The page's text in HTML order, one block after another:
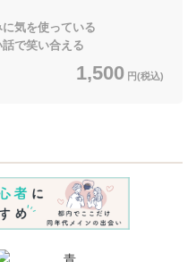
を使っている
で笑い合える
1,500 円(税込)